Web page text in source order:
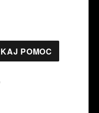
POMOC